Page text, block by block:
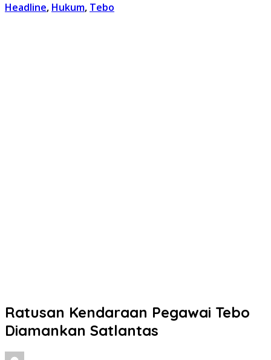
Headline, Hukum, Tebo
Ratusan Kendaraan Pegawai Tebo
Diamankan Satlantas